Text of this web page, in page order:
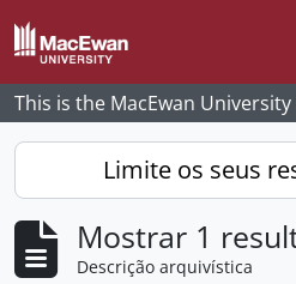
Skip to main content
This is the MacEwan
Limite os seus
Mostrar 1
Descrição arquivística